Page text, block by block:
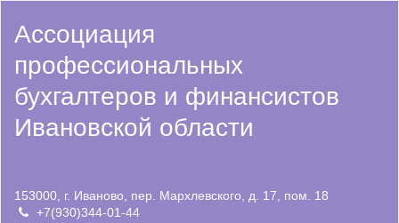
Ассоциация
профессиональных
бухгалтеров и финансистов
Ивановской области
153000, г. Иваново, пер. Мархлевского, д. 17, пом. 18
+7(930)344-01-44